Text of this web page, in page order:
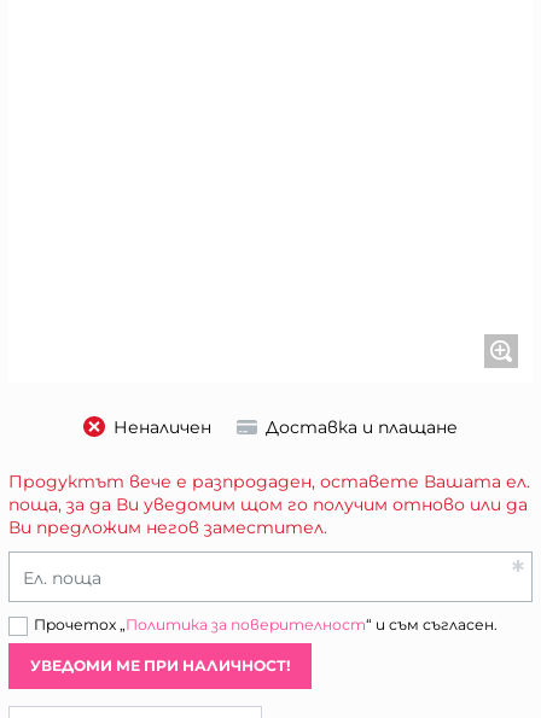
Неналичен Доставка и плащане
Продуктът вече е разпродаден, оставете Вашата ел.
поща, за да Ви уведомим щом го получим отново или да
Ви предложим негов заместител.
Ел. поща
Прочетох „Политика за поверителност“ и съм съгласен.
УВЕДОМИ МЕ ПРИ НАЛИЧНОСТ!